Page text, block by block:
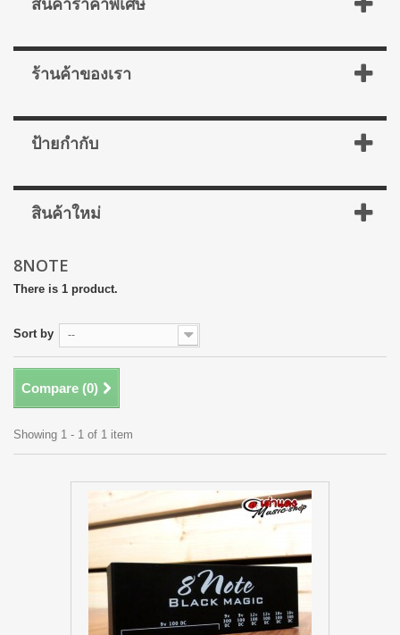
ร้านค้าของเรา
ป้ายกำกับ
สินค้าใหม่
8NOTE
There is 1 product.
Sort by --
Compare (0)
Showing 1 - 1 of 1 item